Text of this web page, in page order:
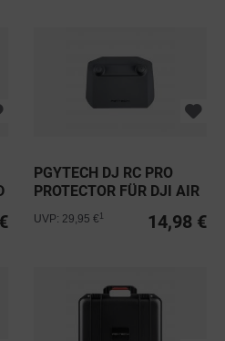
PGYTECH DJ RC PRO
PROTECTOR FÜR DJI AIR
14,98 €
UVP: 29,95 €